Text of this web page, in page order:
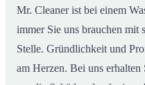
Mr. Cleaner ist bei einem
immer Sie uns brauchen mit
Stelle. Gründlichkeit und
am Herzen. Bei uns